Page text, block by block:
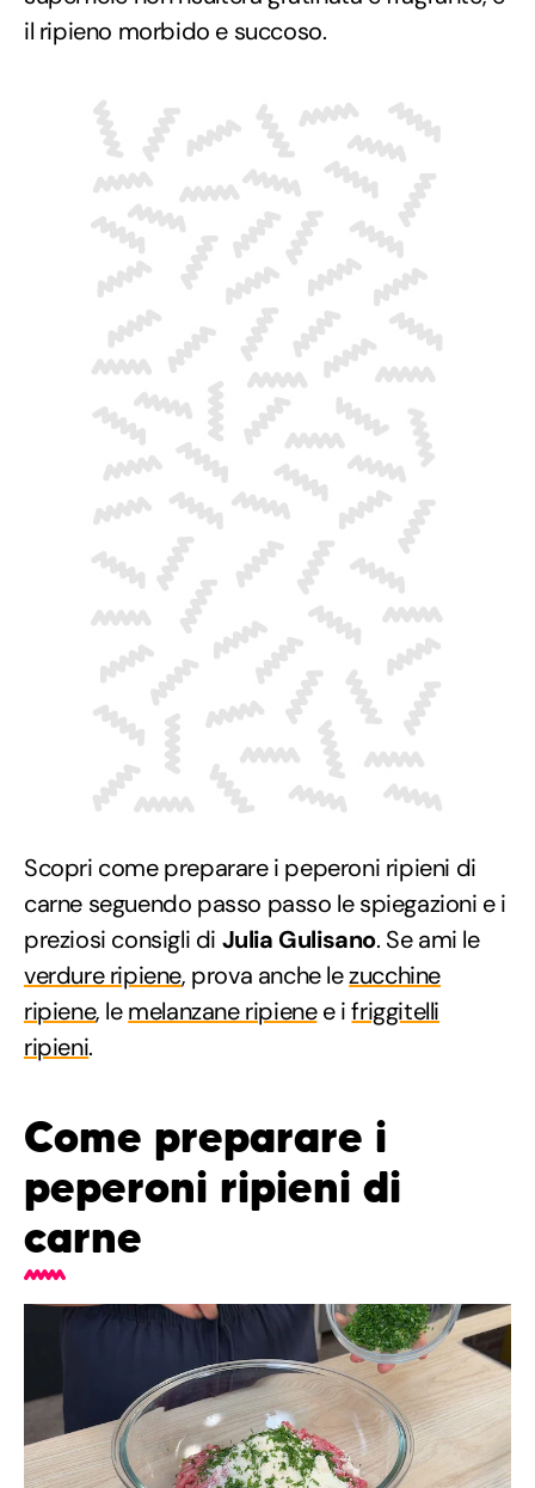
il ripieno morbido e succoso.
Scopri come preparare i peperoni ripieni di
carne seguendo passo passo le spiegazioni e i
preziosi consigli di Julia Gulisano. Se ami le
verdure ripiene, prova anche lezucchine
ripiene, lemelanzane ripienee ifriggitelli
ripieni.
Come preparare i
peperoni ripieni di
carne